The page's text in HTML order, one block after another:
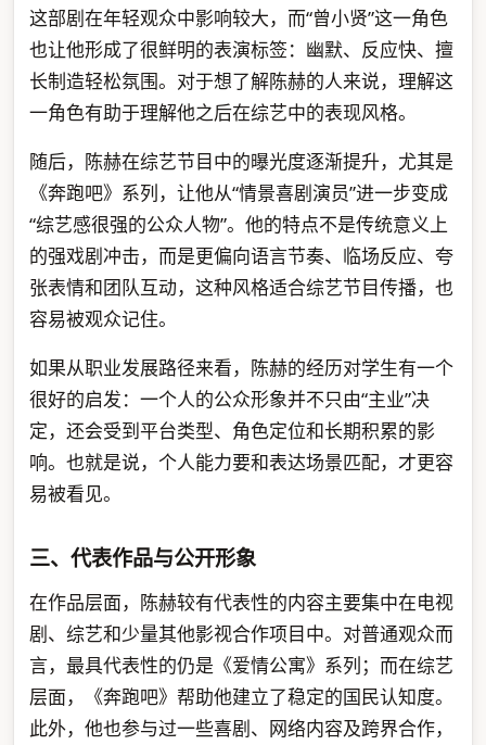
这部剧在年轻观众中影响较大，而“曾小贤”这一角色
也让他形成了很鲜明的表演标签：幽默、反应快、擅
长制造轻松氛围。对于想了解陈赫的人来说，理解这
一角色有助于理解他之后在综艺中的表现风格。
随后，陈赫在综艺节目中的曝光度逐渐提升，尤其是
《奔跑吧》系列，让他从“情景喜剧演员”进一步变成
“综艺感很强的公众人物”。他的特点不是传统意义上
的强戏剧冲击，而是更偏向语言节奏、临场反应、夸
张表情和团队互动，这种风格适合综艺节目传播，也
容易被观众记住。
如果从职业发展路径来看，陈赫的经历对学生有一个
很好的启发：一个人的公众形象并不只由“主业”决
定，还会受到平台类型、角色定位和长期积累的影
响。也就是说，个人能力要和表达场景匹配，才更容
易被看见。
三、代表作品与公开形象
在作品层面，陈赫较有代表性的内容主要集中在电视
剧、综艺和少量其他影视合作项目中。对普通观众而
言，最具代表性的仍是《爱情公寓》系列；而在综艺
层面，《奔跑吧》帮助他建立了稳定的国民认知度。
此外，他也参与过一些喜剧、网络内容及跨界合作，